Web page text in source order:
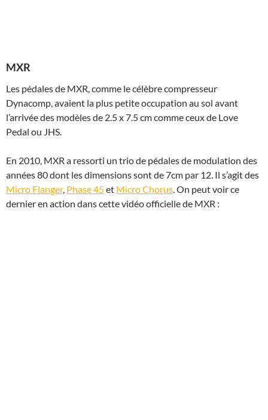
MXR
Les pédales de MXR, comme le célèbre compresseur
Dynacomp, avaient la plus petite occupation au sol avant
l’arrivée des modèles de 2.5 x 7.5 cm comme ceux de Love
Pedal ou JHS.
En 2010, MXR a ressorti un trio de pédales de modulation des
années 80 dont les dimensions sont de 7cm par 12. Il s’agit des
Micro Flanger, Phase 45et Micro Chorus. On peut voir ce
dernier en action dans cette vidéo officielle de MXR :